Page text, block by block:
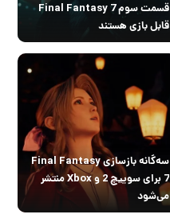
قسمت سوم Final Fantasy 7
قابل بازی هستند
سه‌گانه بازسازی Final Fantasy
7 برای سوییچ 2 و Xbox منتشر
می‌شود